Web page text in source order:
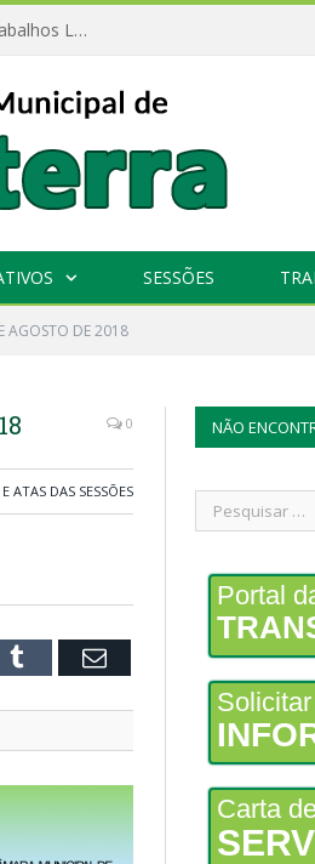
Câmara de Vereadores de Belterra Retorna Com Seus Trabalhos Legislativos
SESSÕES
AGOSTO DE 2018
0
ATAS DAS SESSÕES
Tumblr Email
NÃO
Portal
Solicitar
Carta